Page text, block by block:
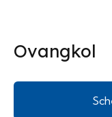
Ovangkol